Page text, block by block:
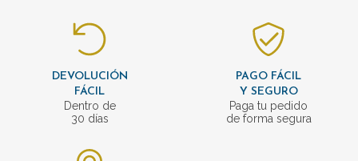
DEVOLUCIÓN
FÁCIL
Dentro de
30 días
PAGO FÁCIL
Y SEGURO
Paga tu pedido
de forma segura